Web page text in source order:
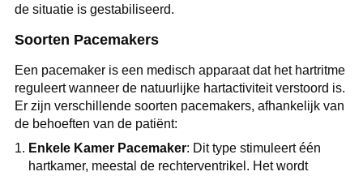
de situatie is gestabiliseerd.
Soorten Pacemakers
Een pacemaker is een medisch apparaat dat het hartritme
reguleert wanneer de natuurlijke hartactiviteit verstoord is.
Er zijn verschillende soorten pacemakers, afhankelijk van
de behoeften van de patiënt:
Enkele Kamer Pacemaker: Dit type stimuleert één
hartkamer, meestal de rechterventrikel. Het wordt